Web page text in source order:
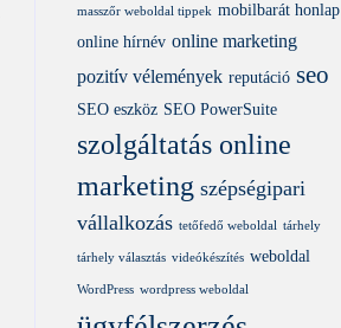
masszőr weboldal tippek mobilbarát honlap
online hírnév online marketing
pozitív vélemények reputáció seo
SEO eszköz SEO PowerSuite
szolgáltatás online
marketing szépségipari
vállalkozás tetőfedő weboldal tárhely
tárhely választás videókészítés weboldal
WordPress wordpress weboldal